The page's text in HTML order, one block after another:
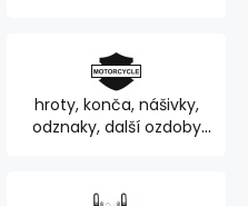
hroty, konča, nášivky,
odznaky, další ozdoby